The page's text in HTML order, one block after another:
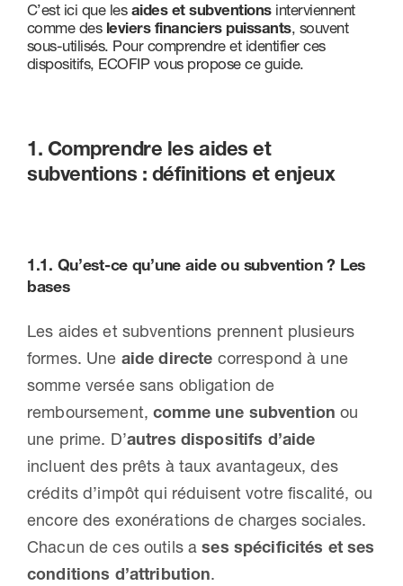
C’est ici que les aides et subventionsinterviennent
comme desleviers financiers puissants, souvent
sous-utilisés. Pour comprendre et identifier ces
dispositifs, ECOFIP vous propose ce guide.
1. Comprendre les aides et
subventions : définitions et enjeux
1.1. Qu’est-ce qu’une aide ou subvention ? Les
bases
Les aides et subventions prennent plusieurs
formes. Une aide directe correspond à une
somme versée sans obligation de
remboursement,comme une subvention ou
une prime. D’autres dispositifs d’aide
incluent des prêts à taux avantageux, des
crédits d’impôt qui réduisent votre fiscalité, ou
encore des exonérations de charges sociales.
Chacun de ces outils ases spécificités et ses
conditions d’attribution.